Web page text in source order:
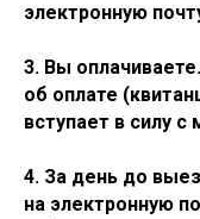
электронную
3. Вы
об оплате
вступает в силу
4. За день до
на электронную